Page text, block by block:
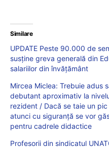
Similare
UPDATE Peste 90.000 de
susține greva generală din
salariilor din învățământ
Mircea Miclea: Trebuie adus
debutant aproximativ la
rezident / Dacă se taie un
atunci cu siguranță se vor
pentru cadrele didactice
Profesorii din sindicatul